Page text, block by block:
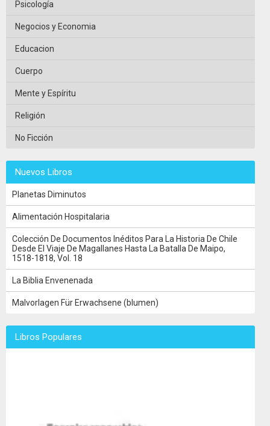
Psicología
Negocios y Economia
Educacion
Cuerpo
Mente y Espíritu
Religión
No Ficción
Nuevos Libros
Planetas Diminutos
Alimentación Hospitalaria
Colección De Documentos Inéditos Para La Historia De Chile
Desde El Viaje De Magallanes Hasta La Batalla De Maipo,
1518-1818, Vol. 18
La Biblia Envenenada
Malvorlagen Für Erwachsene (blumen)
Libros Populares